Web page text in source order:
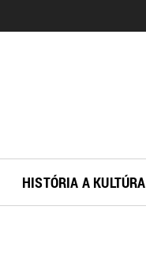
HISTÓRIA A KULTÚRA